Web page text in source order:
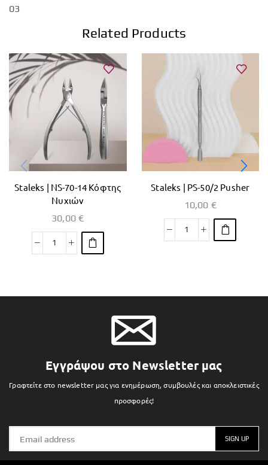
03
Related Products
Staleks | NS-70-14 Κόφτης
Νυχιών
30,00€
Staleks | PS-50/2 Pusher
10,00 €
Εγγράψου στο Newsletter μας
Γραφτείτε στο newsletter μας για ενημέρωση, συμβουλές και αποκλειστικές
προσφορές!